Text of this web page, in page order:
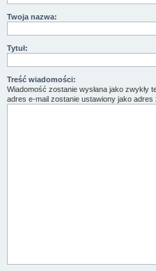
Twoja nazwa:
Tytuł:
Treść wiadomości:
Wiadomość zostanie wysłana jako zwykły
adres e-mail zostanie ustawiony jako adres